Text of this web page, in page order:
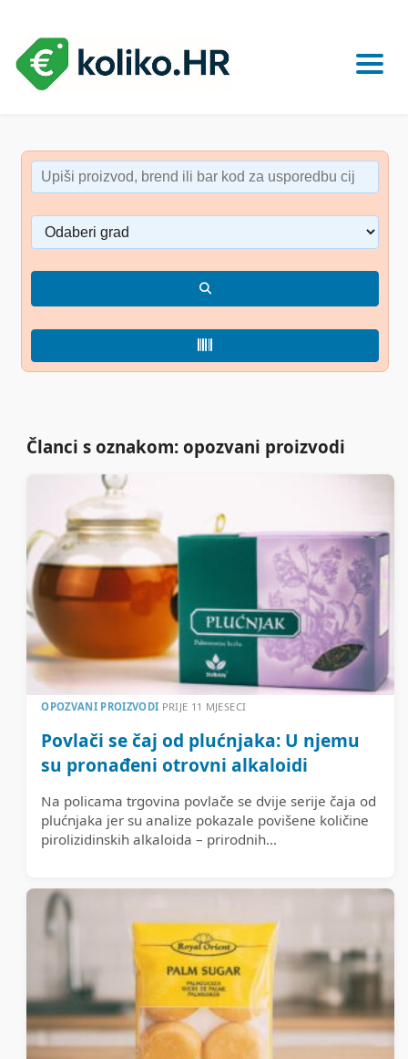
Članci s oznakom: opozvani proizvodi
OPOZVANI PROIZVODI PRIJE 11 MJESECI
Povlači se čaj od plućnjaka: U njemu
su pronađeni otrovni alkaloidi
Na policama trgovina povlače se dvije serije čaja od
plućnjaka jer su analize pokazale povišene količine
pirolizidinskih alkaloida – prirodnih...